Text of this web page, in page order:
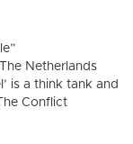
Netherlands
is a think tank and
Conflict